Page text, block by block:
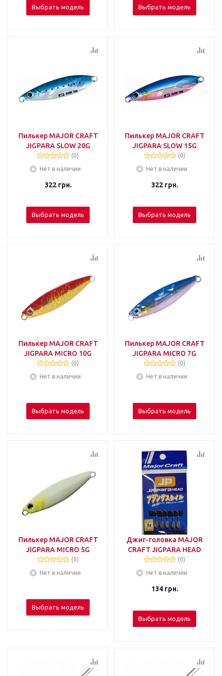
Выбрать модель Выбрать модель
Пилькер MAJOR CRAFT
JIGPARA SLOW 20G
(0)
Нет в наличии
322грн.
Выбрать модель
Пилькер MAJOR CRAFT
JIGPARA SLOW 15G
(0)
Нет в наличии
322грн.
Выбрать модель
Пилькер MAJOR CRAFT
JIGPARA MICRO 10G
(0)
Нет в наличии
Выбрать модель
Пилькер MAJOR CRAFT
JIGPARA MICRO 7G
(0)
Нет в наличии
Выбрать модель
Пилькер MAJOR CRAFT
JIGPARA MICRO 5G
(0)
Нет в наличии
Выбрать модель
Джиг-головка MAJOR
CRAFT JIGPARA HEAD
(0)
Нет в наличии
134грн.
Выбрать модель